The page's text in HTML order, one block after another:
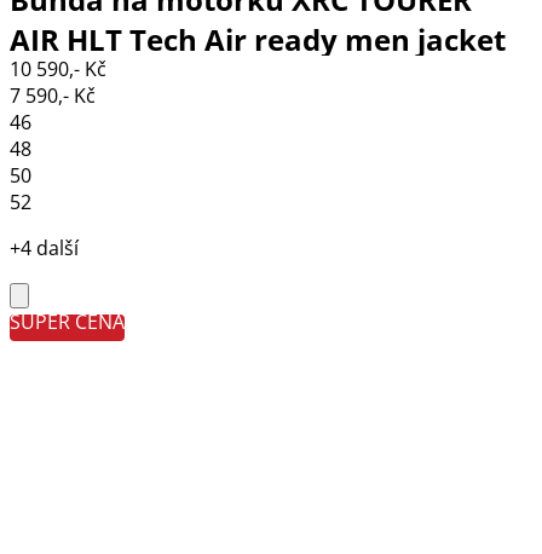
AIR HLT Tech Air ready men jacket
black/grey
10 590,- Kč
7 590,- Kč
46
48
50
52
+4 další
SUPER CENA